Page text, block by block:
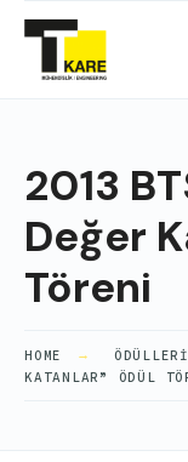
Skip
2013
Değer
Töreni
HOME
KATANLAR” ÖDÜL
Search
for: